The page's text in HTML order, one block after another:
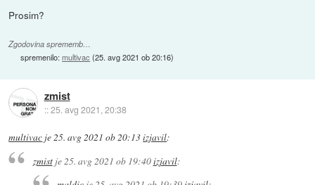
Prosim?
Zgodovina sprememb…
spremenilo:multivac (25. avg 2021 ob 20:16)
zmist
::25. avg 2021, 20:38
multivac je25. avg 2021 ob 20:13izjavil:
zmistje25. avg 2021 ob 19:40izjavil: